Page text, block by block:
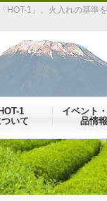
1」。火入れの基準
HOT-1
ついて
イベント
品情報